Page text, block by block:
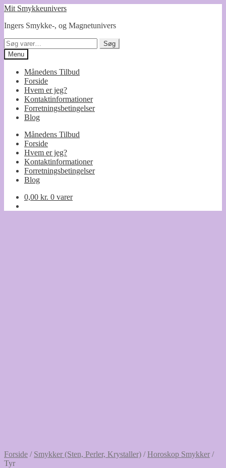
Spring
navigation
Spring
indhold
Mit Smykkeunivers
Ingers Smykke-, og Magnetunivers
Søg
efter:
Søg
Menu
Månedens Tilbud
Forside
Hvem er jeg?
Kontaktinformationer
Forretningsbetingelser
Blog
Månedens Tilbud
Forside
Hvem er jeg?
Kontaktinformationer
Forretningsbetingelser
Blog
0,00 kr. 0 varer
Forside / Smykker (Sten, Perler, Krystaller) /Horoskop Smykker /
Tyr